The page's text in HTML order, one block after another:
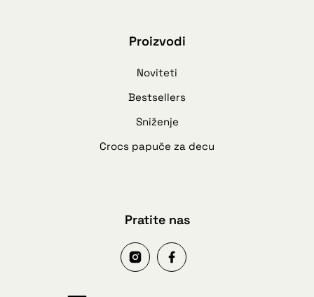
Proizvodi
Noviteti
Bestsellers
Sniženje
Crocs papuče za decu
Pratite nas